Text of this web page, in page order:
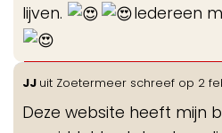
lijven.
Iedereen
JJ uit Zoetermeer schreef op 2
Deze website heeft mijn